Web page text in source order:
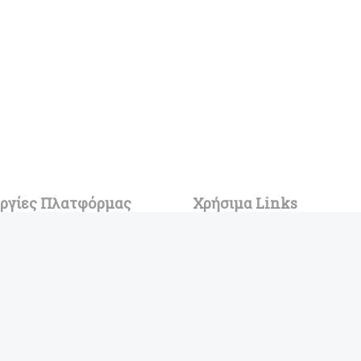
Πλατφόρμας Χρήσιμα Links